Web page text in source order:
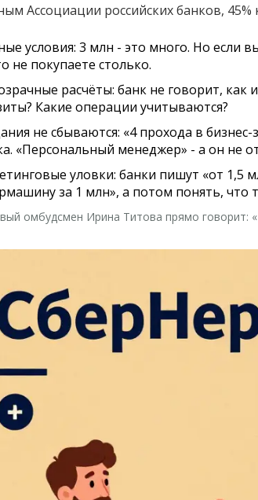
Ассоциации российских банков,
условия: 3 млн - это много. Но если
не покупаете столько.
расчёты: банк не говорит, как
Какие операции учитываются?
не сбываются: «4 прохода в
«Персональный менеджер» - а он не
уловки: банки пишут «от 1,5
за 1 млн», а потом понять, что
омбудсмен Ирина Титова прямо говорит: